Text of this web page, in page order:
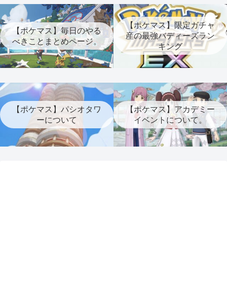
【ポケマス】毎日のやる
べきことまとめページ。
【ポケマス】限定ガチャ
産の最強バディーズラン
キング
【ポケマス】パシオタワ
ーについて
【ポケマス】アカデミー
イベントについて。